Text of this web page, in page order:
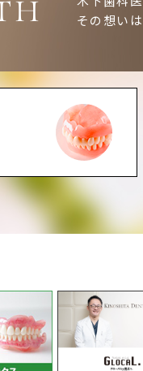
その想い